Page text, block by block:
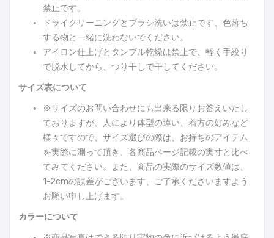
禁止です。
ドライクリーニングとブラシ洗いは禁止です、色落ち
する物と一緒に洗わないでください。
アイロン仕上げとタンブル乾燥は禁止で、軽く手絞り
で脱水してから、つり干しで干してください。
サイズ表について
※サイズのお問い合わせにも出来る限りお答えいたし
ておりますが、人により体型の違い、着方の好みなど
様々ですので、サイズ選びの際は、お持ちのアイテム
を実際に測って頂き、各商品ページ記載の実寸と比べ
てみてください。また、商品の実際のサイズ数値は、
1-2cmの誤差がございます、ご了承くださいますよう
お願い申し上げます。
カラーについて